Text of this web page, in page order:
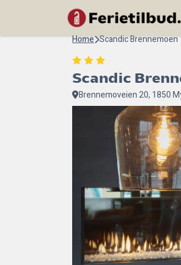
Home Scandic Brennemoen
Scandic
Brennemoveien 20, 1850